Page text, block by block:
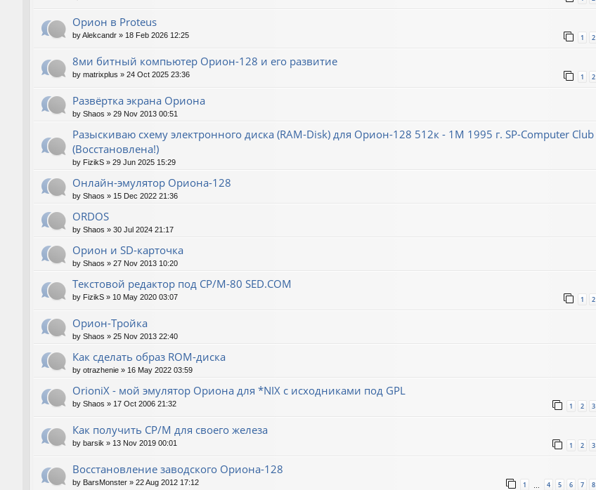
Орион в Proteus
byAlekcandr » 18 Feb 2026 12:25 1 2
8ми битный компьютер Орион-128 и его развитие
by matrixplus » 24 Oct 2025 23:36 1 2
Развёртка экрана Ориона
by Shaos » 29 Nov 2013 00:51
Разыскиваю схему электронного диска (RAM-Disk) для Орион-128 512к - 1М 1995 г. SP-Computer Club
(Восстановлена!)
by FizikS » 29 Jun 2025 15:29
Онлайн-эмулятор Ориона-128
by Shaos » 15 Dec 2022 21:36
ORDOS
by Shaos » 30 Jul 2024 21:17
Орион и SD-карточка
by Shaos » 27 Nov 2013 10:20
Текстовой редактор под CP/M-80 SED.COM
by FizikS » 10 May 2020 03:07 1 2
Орион-Тройка
by Shaos » 25 Nov 2013 22:40
Как сделать образ ROM-диска
by otrazhenie » 16 May 2022 03:59
OrioniX - мой эмулятор Ориона для *NIX с исходниками под GPL
by Shaos » 17 Oct 2006 21:32 1 2 3
Как получить CP/M для своего железа
by barsik » 13 Nov 2019 00:01 1 2 3
Восстановление заводского Ориона-128
by BarsMonster » 22 Aug 2012 17:12 1 … 4 5 6 7 8